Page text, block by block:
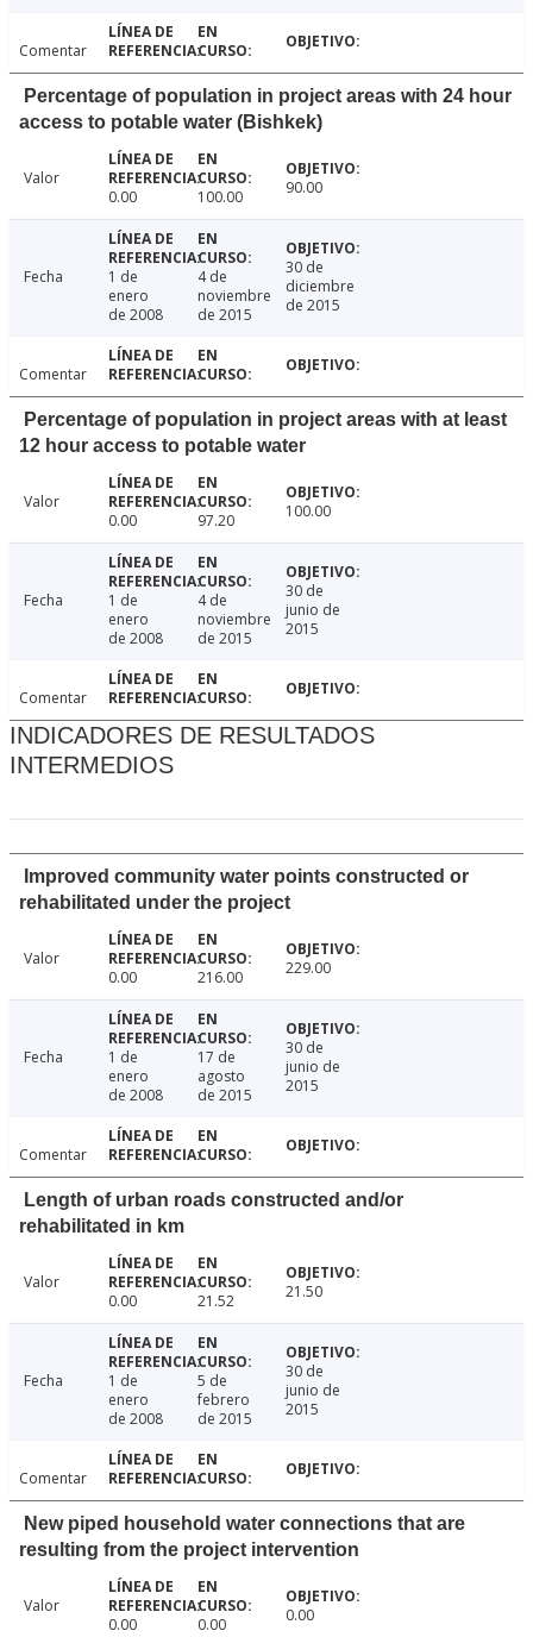
Comentar
Percentage of population in project areas with 24 hour
access to potable water (Bishkek)
Valor
0.00
100.00 90.00
Fecha
1 de
enero
de 2008
4 de
noviembre
de 2015
30 de
diciembre
de 2015
Comentar
Percentage of population in project areas with at least
12 hour access to potable water
Valor
0.00
97.20 100.00
Fecha
1 de
enero
de 2008
4 de
noviembre
de 2015
30 de
junio de
2015
Comentar
INDICADORES DE RESULTADOS
INTERMEDIOS
Improved community water points constructed or
rehabilitated under the project
Valor
0.00
216.00 229.00
Fecha
1 de
enero
de 2008
17 de
agosto
de 2015
30 de
junio de
2015
Comentar
Length of urban roads constructed and/or
rehabilitated in km
Valor
0.00
21.52 21.50
Fecha
1 de
enero
de 2008
5 de
febrero
de 2015
30 de
junio de
2015
Comentar
New piped household water connections that are
resulting from the project intervention
Valor
0.00
0.00 0.00